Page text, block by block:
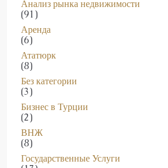
(91)
Аренда
(6)
Ататюрк
(8)
Без категории
(3)
Бизнес в Турции
(2)
ВНЖ
(8)
Государственные Услуги
(17)